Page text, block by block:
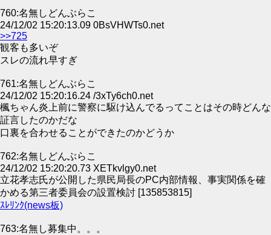
760:名無しどんぶらこ
24/12/02 15:20:13.09 0BsVHWTs0.net
>>725
観客も多いぞ
スレの流れ早すぎ
761:名無しどんぶらこ
24/12/02 15:20:16.24 /3xTy6ch0.net
楓ちゃん炎上前に警察に駆け込んでるってことはその時どんな
証言したのかだな
口裏を合わせることができたのかどうか
762:名無しどんぶらこ
24/12/02 15:20:20.73 XETkvlgy0.net
立花孝志氏が公開した県民局長のPC内部情報、事実関係を確
かめる第三者委員会の設置検討 [135853815]
ｽﾚﾘﾝｸ(news板)
763:名無し募集中。。。